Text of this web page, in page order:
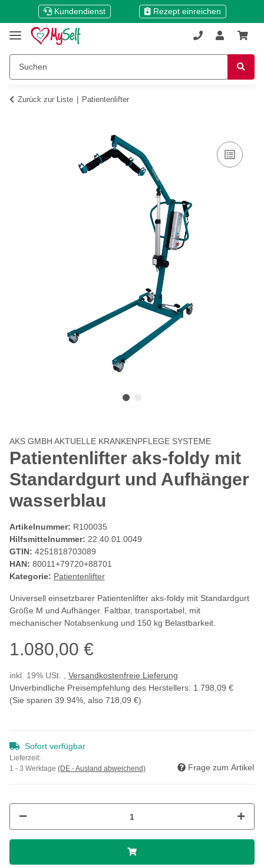
Kundendienst Rezept einreichen
Zurück zur Liste Patientenlifter
AKS GMBH AKTUELLE KRANKENPFLEGE SYSTEME
Patientenlifter aks-foldy mit
Standardgurt und Aufhänger
wasserblau
Artikelnummer: R100035
Hilfsmittelnummer: 22.40.01.0049
GTIN: 4251818703089
HAN: 80011+79720+88701
Kategorie: Patientenlifter
Universell einsetzbarer Patientenlifter aks-foldy mit Standardgurt
Größe M und Aufhänger. Faltbar, transportabel, mit
mechanischer Notabsenkung und 150 kg Belastbarkeit.
1.080,00 €
inkl. 19% USt. , Versandkostenfreie Lieferung
Unverbindliche Preisempfehlung des Herstellers: 1.798,09 €
(Sie sparen 39.94% , also 718,09 €)
Sofort verfügbar
Lieferzeit:
1 - 3 Werktage (DE - Ausland abweichend) Frage zum Artikel